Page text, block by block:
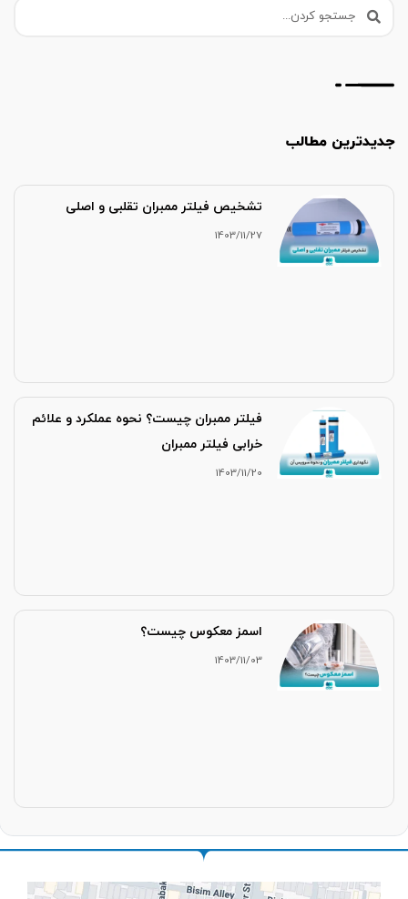
جدیدترین مطالب
تشخیص فیلتر ممبران تقلبی و اصلی
1403/11/27
فیلتر ممبران چیست؟ نحوه عملکرد و علائم
خرابی فیلتر ممبران
1403/11/20
اسمز معکوس چیست؟
1403/11/03